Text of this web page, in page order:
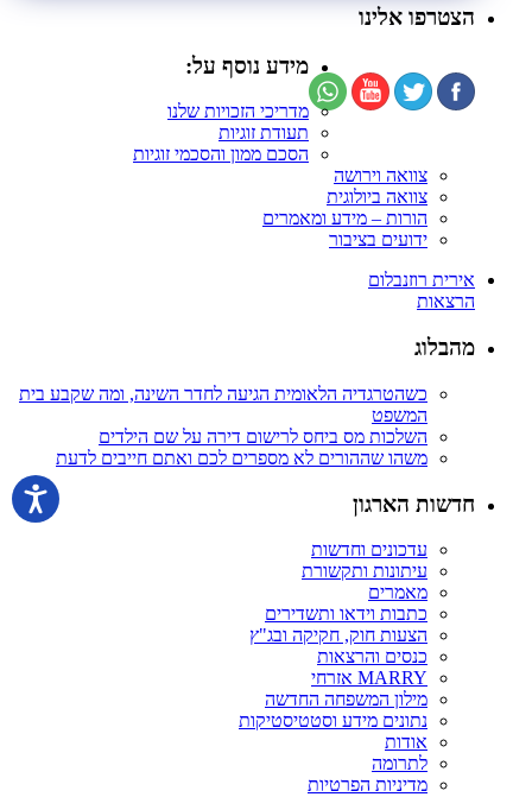
הצטרפו אלינו
מידע נוסף על:
מדריכי הזכויות שלנו
תעודת זוגיות
הסכם ממון והסכמי זוגיות
צוואה וירושה
צוואה ביולוגית
הורות – מידע ומאמרים
ידועים בציבור
אירית רוזנבלום
הרצאות
מהבלוג
כשהטרגדיה הלאומית הגיעה לחדר השינה, ומה שקבע בית
המשפט
השלכות מס ביחס לרישום דירה על שם הילדים
משהו שההורים לא מספרים לכם ואתם חייבים לדעת
חדשות הארגון
עדכונים וחדשות
עיתונות ותקשורת
מאמרים
כתבות וידאו ותשדירים
הצעות חוק, חקיקה ובג"ץ
כנסים והרצאות
MARRY אזרחי
מילון המשפחה החדשה
נתונים מידע וסטטיסטיקות
אודות
לתרומה
מדיניות הפרטיות